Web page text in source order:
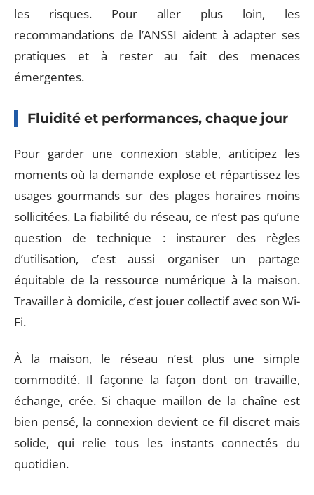
les risques. Pour aller plus loin, les
recommandations de l’ANSSI aident à adapter ses
pratiques et à rester au fait des menaces
émergentes.
Fluidité et performances, chaque jour
Pour garder une connexion stable, anticipez les
moments où la demande explose et répartissez les
usages gourmands sur des plages horaires moins
sollicitées. La fiabilité du réseau, ce n’est pas qu’une
question de technique : instaurer des règles
d’utilisation, c’est aussi organiser un partage
équitable de la ressource numérique à la maison.
Travailler à domicile, c’est jouer collectif avec son Wi-
Fi.
À la maison, le réseau n’est plus une simple
commodité. Il façonne la façon dont on travaille,
échange, crée. Si chaque maillon de la chaîne est
bien pensé, la connexion devient ce fil discret mais
solide, qui relie tous les instants connectés du
quotidien.